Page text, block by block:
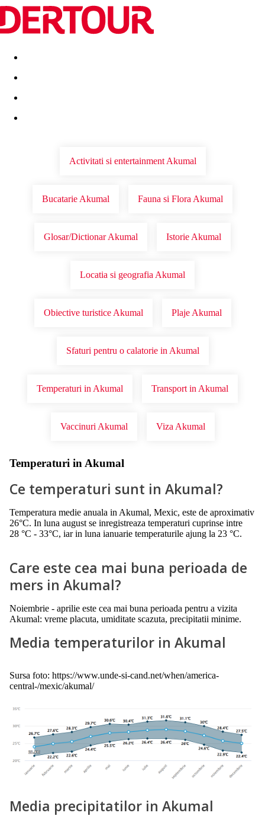
Destinatii Vacanta perfecta OFERTE DE NERATAT
Activitati si entertainment Akumal
Bucatarie Akumal Fauna si Flora Akumal
Glosar/Dictionar Akumal Istorie Akumal
Locatia si geografia Akumal
Obiective turistice Akumal Plaje Akumal
Sfaturi pentru o calatorie in Akumal
Temperaturi in Akumal Transport in Akumal
Vaccinuri Akumal Viza Akumal
Temperaturi in Akumal
Ce temperaturi sunt in Akumal?
Temperatura medie anuala in Akumal, Mexic, este de aproximativ
26°C. In luna august se inregistreaza temperaturi cuprinse intre
28 °C - 33°C, iar in luna ianuarie temperaturile ajung la 23 °C.
Care este cea mai buna perioada de
mers in Akumal?
Noiembrie - aprilie este cea mai buna perioada pentru a vizita
Akumal: vreme placuta, umiditate scazuta, precipitatii minime.
Media temperaturilor in Akumal
Sursa foto: https://www.unde-si-cand.net/when/america-
central-/mexic/akumal/
Media precipitatilor in Akumal